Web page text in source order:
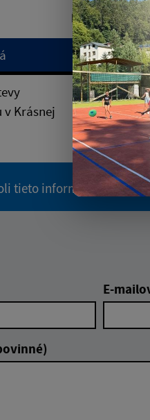
Krásnej
tieto informácie pre vás
E-